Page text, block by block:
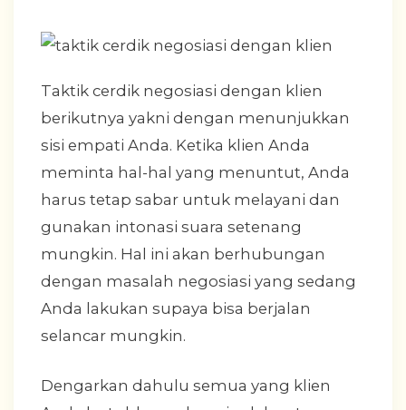
Taktik cerdik negosiasi dengan klien
berikutnya yakni dengan menunjukkan
sisi empati Anda. Ketika klien Anda
meminta hal-hal yang menuntut, Anda
harus tetap sabar untuk melayani dan
gunakan intonasi suara setenang
mungkin. Hal ini akan berhubungan
dengan masalah negosiasi yang sedang
Anda lakukan supaya bisa berjalan
selancar mungkin.
Dengarkan dahulu semua yang klien